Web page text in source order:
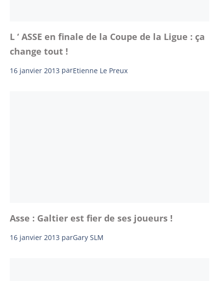
L ‘ ASSE en finale de la Coupe de la Ligue : ça
change tout !
16 janvier 2013 parEtienne Le Preux
Asse : Galtier est fier de ses joueurs !
16 janvier 2013 parGary SLM